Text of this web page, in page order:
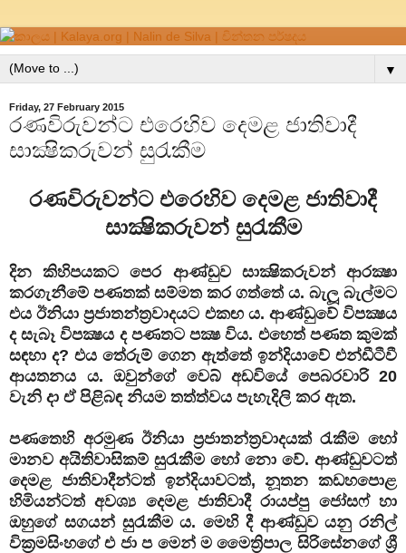
▼
Friday, 27 February 2015
රණවිරුවන්ට එරෙහිව දෙමළ ජාතිවාදී
සාක්‍ෂිකරුවන් සුරැකීම
රණවිරුවන්ට එරෙහිව දෙමළ ජාතිවාදී
සාක්‍ෂිකරුවන් සුරැකීම
දින කිහිපයකට පෙර ආණ්ඩුව සාක්‍ෂිකරුවන් ආරක්‍ෂා
කරගැනීමේ පණතක් සම්මත කර ගත්තේ ය. බැලූ බැල්මට
එය ඊනියා ප්‍රජාතන්ත්‍රවාදයට එකඟ ය. ආණ්ඩුවේ විපක්‍ෂය
ද සැබෑ විපක්‍ෂය ද පණතට පක්‍ෂ විය. එහෙත් පණත කුමක්
සඳහා ද? එය තේරුම් ගෙන ඇත්තේ ඉන්දියාවේ එන්ඩීටීවී
ආයතනය ය. ඔවුන්ගේ වෙබ් අඩවියේ පෙබරවාරි 20
වැනි දා ඒ පිළිබඳ නියම තත්ත්වය පැහැදිලි කර ඇත.
පණතෙහි අරමුණ ඊනියා ප්‍රජාතන්ත්‍රවාදයක් රැකීම හෝ
මානව අයිතිවාසිකම් සුරැකීම හෝ නො වේ. ආණ්ඩුවටත්
දෙමළ ජාතිවාදීන්ටත් ඉන්දියාවටත්, නූතන කඩහපොළ
හිමියන්ටත් අවශ්‍ය දෙමළ ජාතිවාදී රායප්පු ජෝසෆ් හා
ඔහුගේ සගයන් සුරැකීම ය. මෙහි දී ආණ්ඩුව යනු රනිල්
වික්‍රමසිංහගේ එ ජා ප මෙන් ම මෛත්‍රිපාල සිරිසේනගේ ශ්‍රී